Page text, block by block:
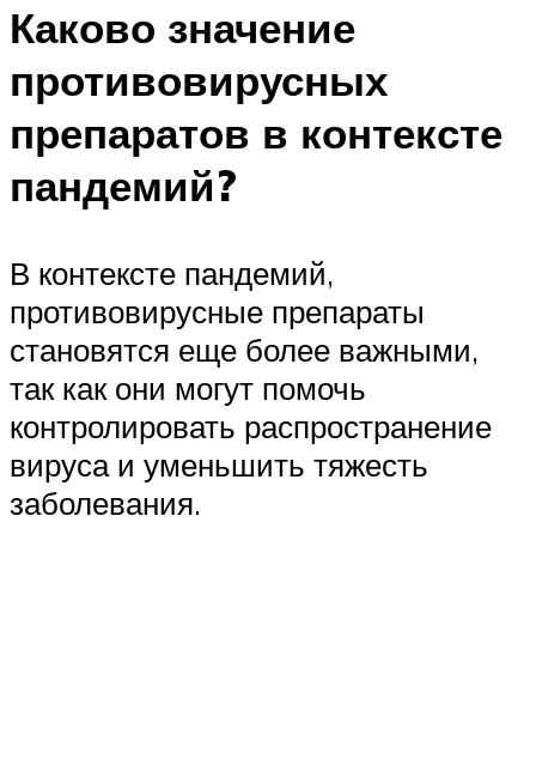
Каково значение
противовирусных
препаратов в контексте
пандемий?
В контексте пандемий,
противовирусные препараты
становятся еще более важными,
так как они могут помочь
контролировать распространение
вируса и уменьшить тяжесть
заболевания.